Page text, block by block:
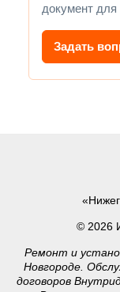
документ для
Задать
© 2026
Ремонт и
Новгороде.
договоров